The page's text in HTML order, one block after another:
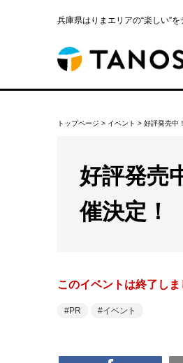
兵庫県はりまエリアの“楽しい”
トップページ > イベント > 好評発売中
好評発売
催決定！
このイベントは終了しま
PR イベント